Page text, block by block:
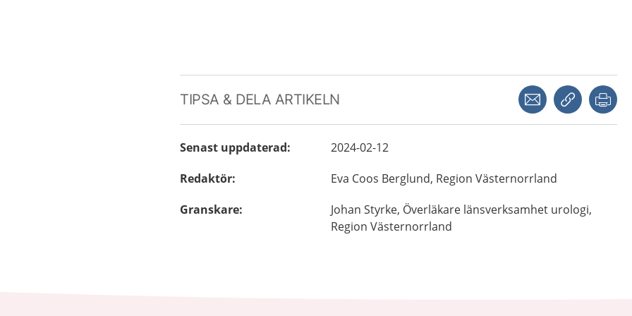
TIPSA & DELA ARTIKELN Dela via mejlKopiera länk
Senast uppdaterad:
2024-02-12
Redaktör: Eva Coos Berglund, Region Västernorrland
Granskare: Johan Styrke, Överläkare länsverksamhet urologi,
Region Västernorrland